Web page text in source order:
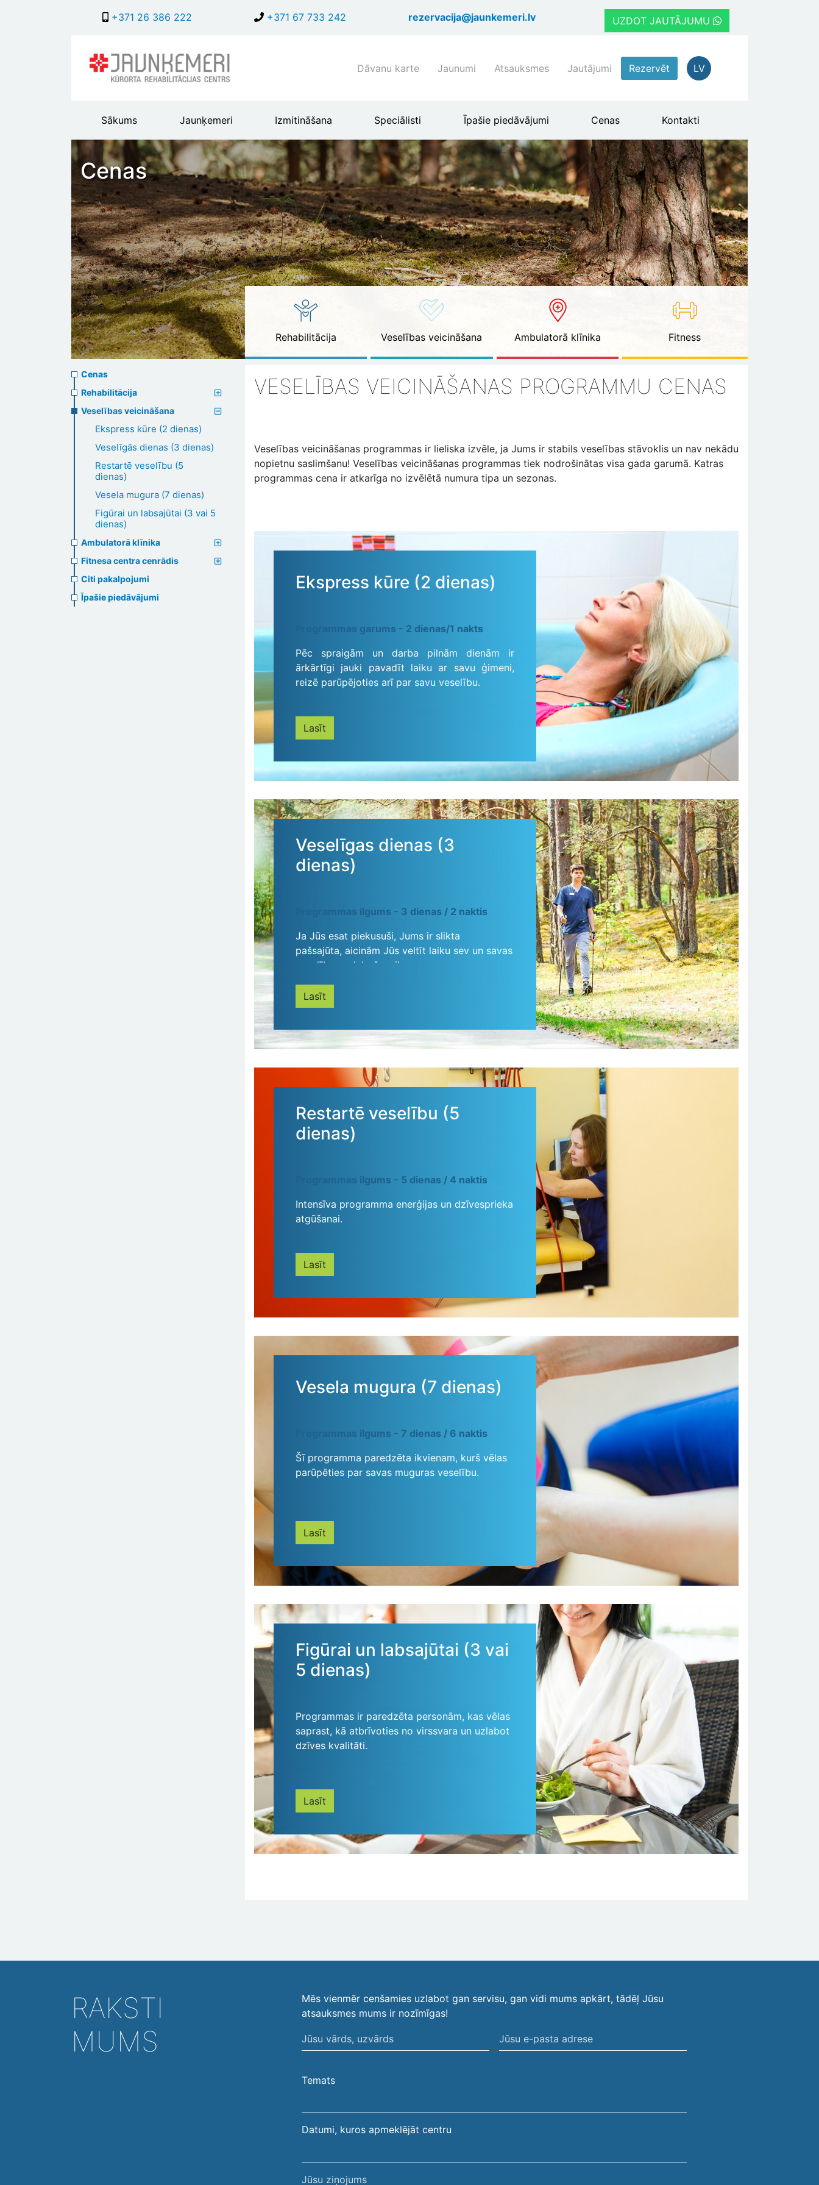
uz
+371 26 386 222 +371 67 733 242 rezervacija@jaunkemeri.lv UZDOT JAUTĀJUMU
Shortcuts
menu
Dāvanu karte Jaunumi Atsauksmes Jautājumi Rezervēt LV
Main
header
menu
Sākums Jaunķemeri Izmitināšana Speciālisti Īpašie piedāvājumi Cenas Kontakti
Cenas
Rehabilitācija Veselības veicināšana Ambulatorā klīnika Fitness
Prices
menu
Cenas
Rehabilitācija
Veselības veicināšana
Ekspress kūre (2 dienas)
Veselīgās dienas (3 dienas)
Restartē veselību (5
dienas)
Vesela mugura (7 dienas)
Figūrai un labsajūtai (3 vai 5
dienas)
Ambulatorā klīnika
Fitnesa centra cenrādis
Citi pakalpojumi
Īpašie piedāvājumi
VESELĪBAS VEICINĀŠANAS PROGRAMMU CENAS
Veselības veicināšanas programmas ir lieliska izvēle, ja Jums ir stabils veselības stāvoklis un nav nekādu
nopietnu saslimšanu! Veselības veicināšanas programmas tiek nodrošinātas visa gada garumā. Katras
programmas cena ir atkarīga no izvēlētā numura tipa un sezonas.
Ekspress kūre (2 dienas)
Programmas garums - 2 dienas/1 nakts
Pēc spraigām un darba pilnām dienām ir
ārkārtīgi jauki pavadīt laiku ar savu ģimeni,
reizē parūpējoties arī par savu veselību.
Lasīt
Veselīgas dienas (3
dienas)
Programmas ilgums - 3 dienas / 2 naktis
Ja Jūs esat piekusuši, Jums ir slikta
pašsajūta, aicinām Jūs veltīt laiku sev un savas
veselības uzlabošanai!
Lasīt
Restartē veselību (5
dienas)
Programmas ilgums - 5 dienas / 4 naktis
Intensīva programma enerģijas un dzīvesprieka
atgūšanai.
Lasīt
Vesela mugura (7 dienas)
Programmas ilgums - 7 dienas / 6 naktis
Šī programma paredzēta ikvienam, kurš vēlas
parūpēties par savas muguras veselību.
Lasīt
Figūrai un labsajūtai (3 vai
5 dienas)
Programmas ir paredzēta personām, kas vēlas
saprast, kā atbrīvoties no virssvara un uzlabot
dzīves kvalitāti.
Lasīt
RAKSTI
MUMS
Mēs vienmēr cenšamies uzlabot gan servisu, gan vidi mums apkārt, tādēļ Jūsu
atsauksmes mums ir nozīmīgas!
Jūsu
vārds,
Jūsu
e-
Temats
Datumi, kuros apmeklējāt centru
Jūsu